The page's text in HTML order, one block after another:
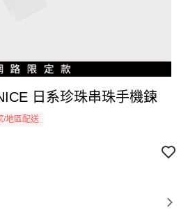
日系珍珠串珠手機鍊
/地區配送